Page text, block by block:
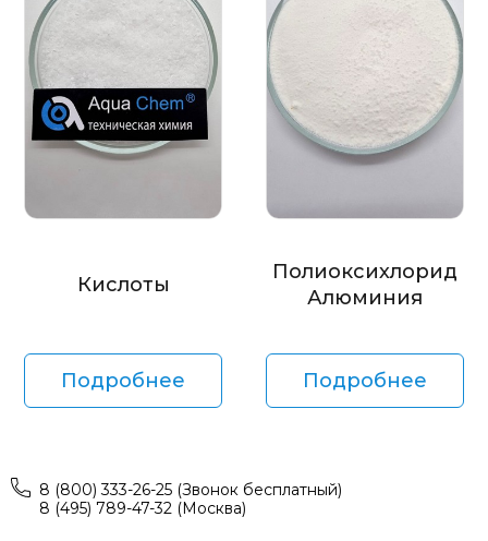
Кислоты
Подробнее
Полиоксихлорид
Алюминия
Подробнее
8 (800) 333-26-25 (Звонок бесплатный)
8 (495) 789-47-32 (Москва)